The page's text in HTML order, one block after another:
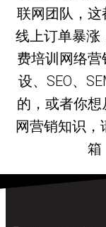
联网团队，
线上订单暴涨
费培训网络
设、SEO、
的，或者你
网营销知识，
箱